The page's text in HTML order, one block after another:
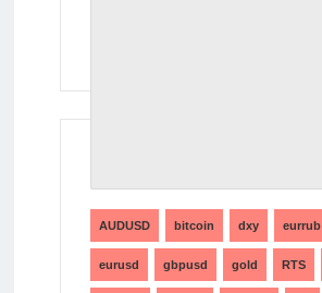
AUDUSD bitcoin dxy eurrub
eurusd gbpusd gold RTS